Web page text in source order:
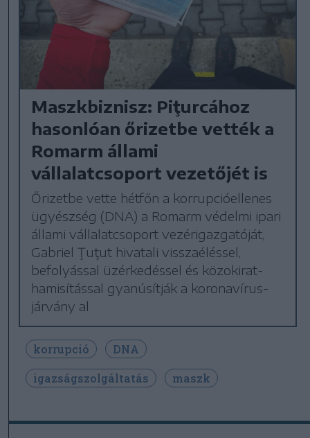
Maszkbiznisz: Piţurcához
hasonlóan őrizetbe vették a
Romarm állami
vállalatcsoport vezetőjét is
Őrizetbe vette hétfőn a korrupcióellenes
ügyészség (DNA) a Romarm védelmi ipari
állami vállalatcsoport vezérigazgatóját,
Gabriel Ţuţut hivatali visszaéléssel,
befolyással üzérkedéssel és közokirat-
hamisítással gyanúsítják a koronavírus-
járvány al
korrupció
DNA
igazságszolgáltatás
maszk